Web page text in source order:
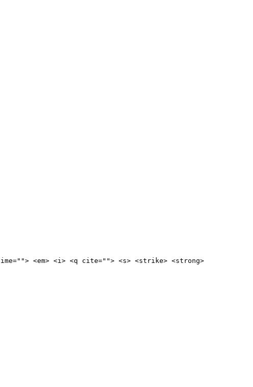
<em> <i> <q cite=""> <s> <strike> <strong>